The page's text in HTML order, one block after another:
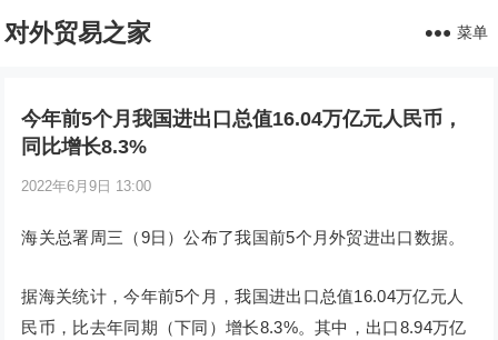
对外贸易之家 菜单
今年前5个月我国进出口总值16.04万亿元人民币，
同比增长8.3%
2022年6月9日 13:00
海关总署周三（9日）公布了我国前5个月外贸进出口数据。
据海关统计，今年前5个月，我国进出口总值16.04万亿元人
民币，比去年同期（下同）增长8.3%。其中，出口8.94万亿